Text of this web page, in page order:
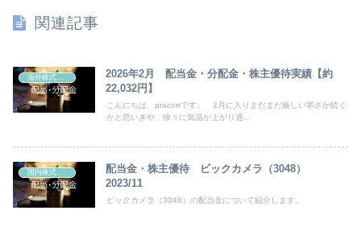
関連記事
海外株式・債券
2026年2月 配当金・分配金・株主優待実績【約
22,032円】
こんにちは、praconです。 2月に入りまだまだ厳しい寒さが続く
かと思いきや、徐々に気温が上がり過...
国内株式・債券
配当金・株主優待 ビックカメラ（3048）
2023/11
ビックカメラ（3048）の配当金について紹介します。